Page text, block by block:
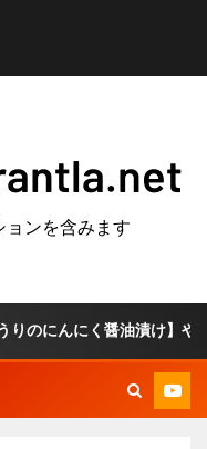
ョンを含みます
く醤油漬け】やみつき常